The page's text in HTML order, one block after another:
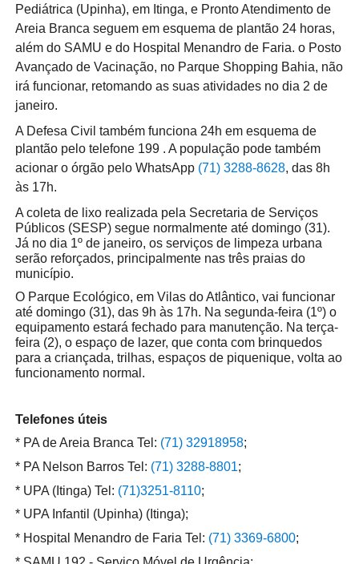
Pediátrica (Upinha), em Itinga, e Pronto Atendimento de
Areia Branca seguem em esquema de plantão 24 horas,
além do SAMU e do Hospital Menandro de Faria. o Posto
Avançado de Vacinação, no Parque Shopping Bahia, não
irá funcionar, retomando as suas atividades no dia 2 de
janeiro.
A Defesa Civil também funciona 24h em esquema de
plantão pelo telefone 199 . A população pode também
acionar o órgão pelo WhatsApp (71) 3288-8628, das 8h
às 17h.
A coleta de lixo realizada pela Secretaria de Serviços
Públicos (SESP) segue normalmente até domingo (31).
Já no dia 1º de janeiro, os serviços de limpeza urbana
serão reforçados, principalmente nas três praias do
município.
O Parque Ecológico, em Vilas do Atlântico, vai funcionar
até domingo (31), das 9h às 17h. Na segunda-feira (1º) o
equipamento estará fechado para manutenção. Na terça-
feira (2), o espaço de lazer, que conta com brinquedos
para a criançada, trilhas, espaços de piquenique, volta ao
funcionamento normal.
Telefones úteis
* PA de Areia Branca Tel: (71) 32918958;
* PA Nelson Barros Tel: (71) 3288-8801;
* UPA (Itinga) Tel: (71)3251-8110;
* UPA Infantil (Upinha) (Itinga);
* Hospital Menandro de Faria Tel: (71) 3369-6800;